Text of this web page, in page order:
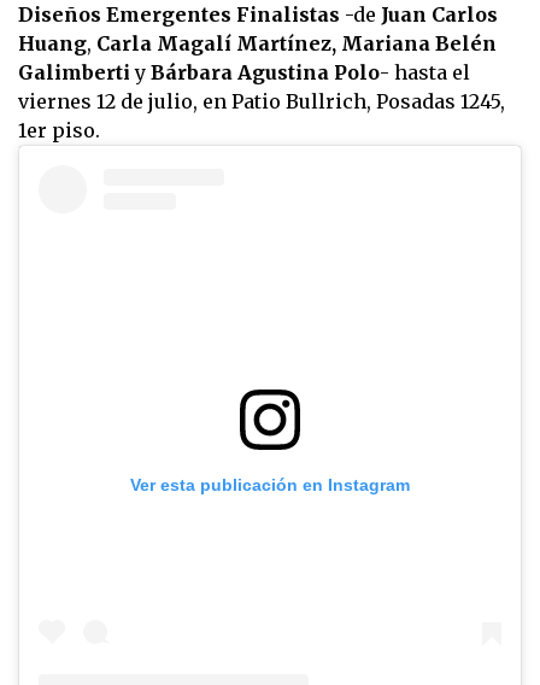
Diseños Emergentes Finalistas -de Juan Carlos
Huang, Carla Magalí Martínez, Mariana Belén
Galimbertiy Bárbara Agustina Polo- hasta el
viernes 12 de julio, en Patio Bullrich, Posadas 1245,
1er piso.
Ver esta publicación en Instagram